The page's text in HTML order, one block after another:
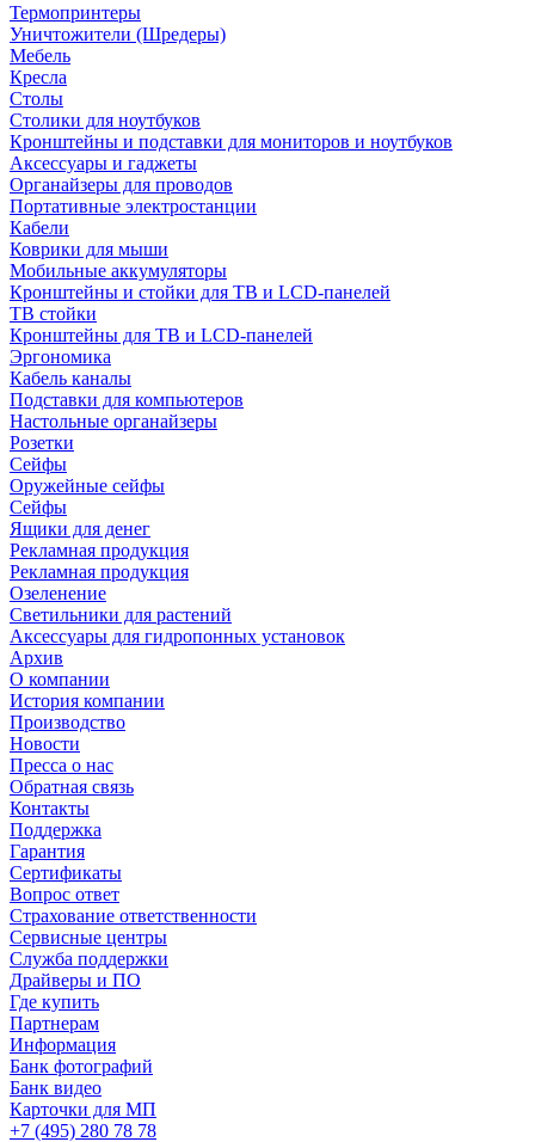
Термопринтеры
Уничтожители (Шредеры)
Мебель
Кресла
Столы
Столики для ноутбуков
Кронштейны и подставки для мониторов и ноутбуков
Аксессуары и гаджеты
Органайзеры для проводов
Портативные электростанции
Кабели
Коврики для мыши
Мобильные аккумуляторы
Кронштейны и стойки для ТВ и LCD-панелей
ТВ стойки
Кронштейны для ТВ и LCD-панелей
Эргономика
Кабель каналы
Подставки для компьютеров
Настольные органайзеры
Розетки
Сейфы
Оружейные сейфы
Сейфы
Ящики для денег
Рекламная продукция
Рекламная продукция
Озеленение
Светильники для растений
Аксессуары для гидропонных установок
Архив
О компании
История компании
Производство
Новости
Пресса о нас
Обратная связь
Контакты
Поддержка
Гарантия
Сертификаты
Вопрос ответ
Страхование ответственности
Сервисные центры
Служба поддержки
Драйверы и ПО
Где купить
Партнерам
Информация
Банк фотографий
Банк видео
Карточки для МП
+7 (495) 280 78 78